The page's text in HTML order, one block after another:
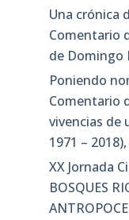
Una crónica
Comentario
de Domingo
Poniendo
Comentario
vivencias de
1971 –
XX Jornada
BOSQUES